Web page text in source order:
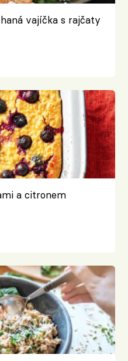
vajíčka s rajčaty
a citronem